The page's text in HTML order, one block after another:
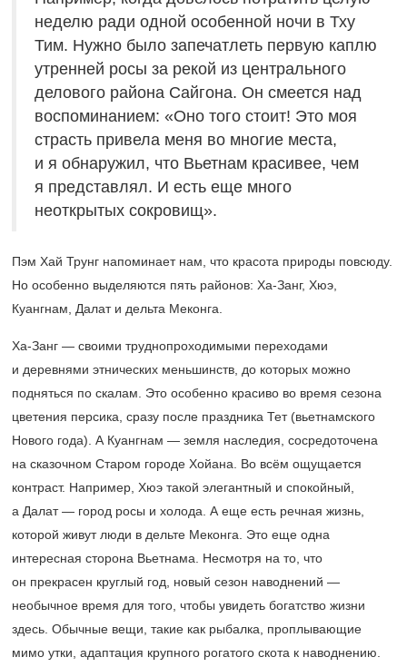
неделю ради одной особенной ночи в Тху
Тим. Нужно было запечатлеть первую каплю
утренней росы за рекой из центрального
делового района Сайгона. Он смеется над
воспоминанием: «Оно того стоит! Это моя
страсть привела меня во многие места,
и я обнаружил, что Вьетнам красивее, чем
я представлял. И есть еще много
неоткрытых сокровищ».
Пэм Хай Трунг напоминает нам, что красота природы повсюду.
Но особенно выделяются пять районов: Ха-Занг, Хюэ,
Куангнам, Далат и дельта Меконга.
Ха-Занг — своими труднопроходимыми переходами
и деревнями этнических меньшинств, до которых можно
подняться по скалам. Это особенно красиво во время сезона
цветения персика, сразу после праздника Тет (вьетнамского
Нового года). А Куангнам — земля наследия, сосредоточена
на сказочном Старом городе Хойана. Во всём ощущается
контраст. Например, Хюэ такой элегантный и спокойный,
а Далат — город росы и холода. А еще есть речная жизнь,
которой живут люди в дельте Меконга. Это еще одна
интересная сторона Вьетнама. Несмотря на то, что
он прекрасен круглый год, новый сезон наводнений —
необычное время для того, чтобы увидеть богатство жизни
здесь. Обычные вещи, такие как рыбалка, проплывающие
мимо утки, адаптация крупного рогатого скота к наводнению.